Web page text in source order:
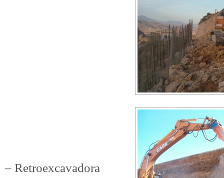
– Retroexcavadora